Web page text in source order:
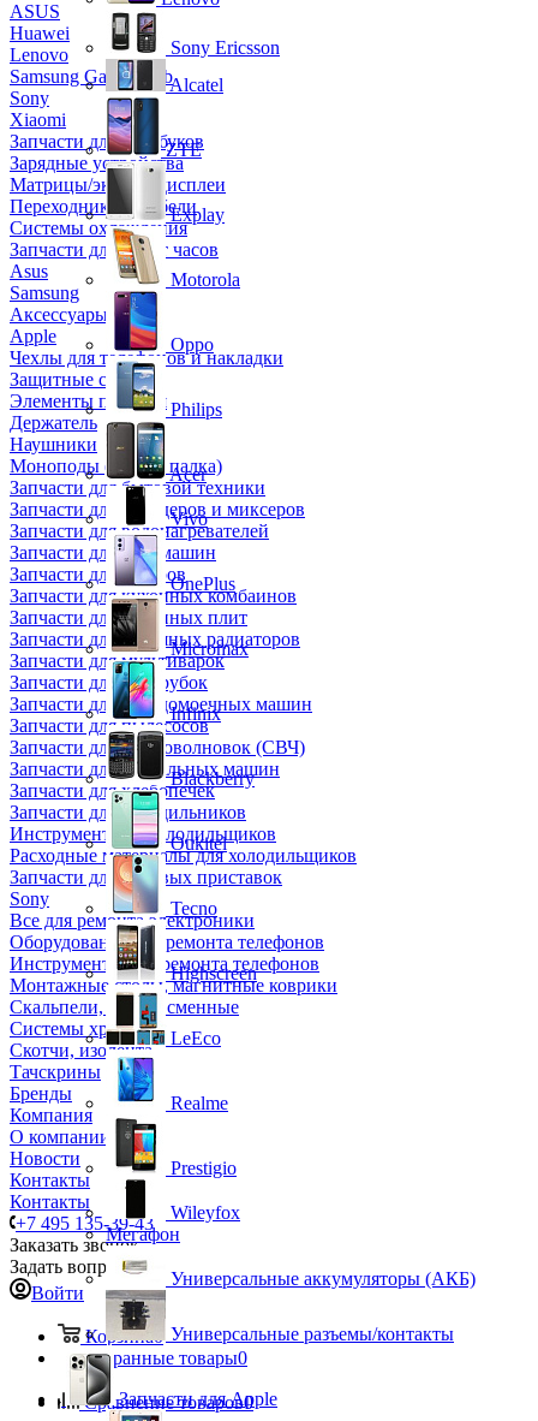
ASUS
Huawei
Lenovo
Samsung Galaxy Tab
Sony
Xiaomi
Запчасти для ноутбуков
Зарядные устройства
Матрицы/экраны/дисплеи
Переходники и кабели
Системы охлаждения
Запчасти для смарт часов
Asus
Samsung
Аксессуары
Apple
Чехлы для телефонов и накладки
Защитные стекла
Элементы питания
Держатель
Наушники
Моноподы (Селфи палка)
Запчасти для бытовой техники
Запчасти для блендеров и миксеров
Запчасти для водонагревателей
Запчасти для кофемашин
Запчасти для кулеров
Запчасти для кухонных комбаинов
Запчасти для кухонных плит
Запчасти для масляных радиаторов
Запчасти для мультиварок
Запчасти для мясорубок
Запчасти для посудомоечных машин
Запчасти для пылесосов
Запчасти для микроволновок (СВЧ)
Запчасти для стиральных машин
Запчасти для хлебопечек
Запчасти для холодильников
Инструмент для холодильщиков
Расходные материалы для холодильщиков
Запчасти для игровых приставок
Sony
Все для ремонта электроники
Оборудование для ремонта телефонов
Инструменты для ремонта телефонов
Монтажные столы, магнитные коврики
Скальпели, лезвия сменные
Системы хранения
Скотчи, изолента
Тачскрины
Бренды
Компания
О компании
Новости
Контакты
Контакты
+7 495 135-39-43
Заказать звонок
Задать вопрос
Войти
Корзина0
Избранные товары0
Сравнение товаров0
Sony Ericsson
Alcatel
ZTE
Explay
Motorola
Oppo
Philips
Acer
Vivo
OnePlus
Micromax
Infinix
Blackberry
Oukitel
Tecno
Highscreen
LeEco
Realme
Prestigio
Wileyfox
Мегафон
Универсальные аккумуляторы (АКБ)
Универсальные разъемы/контакты
Запчасти для Apple